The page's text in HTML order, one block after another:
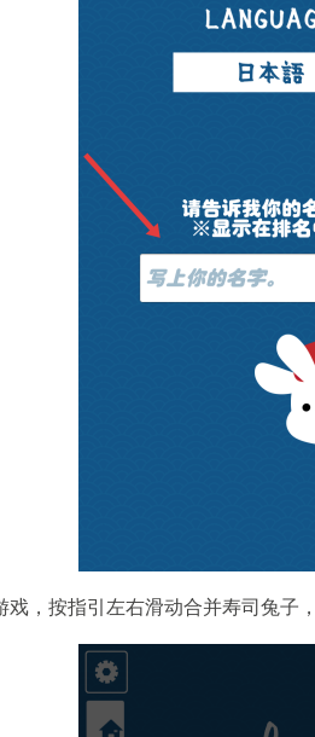
戏，按指引左右滑动合并寿司兔子